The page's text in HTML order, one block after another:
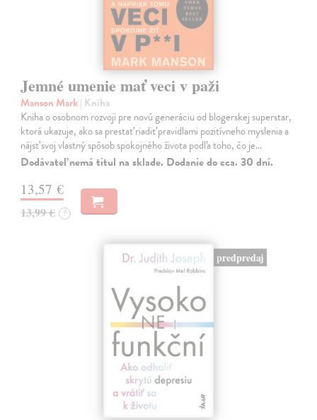
Jemné umenie mať veci v paži
Manson Mark| Kniha
Kniha o osobnom rozvoji pre novú generáciu od blogerskej superstar,
ktorá ukazuje, ako sa prestať riadiť pravidlami pozitívneho myslenia a
nájsť svoj vlastný spôsob spokojného života podľa toho, čo je…
Dodávateľ nemá titul na sklade. Dodanie do cca. 30 dní.
13,57 €
13,99 € ?
predpredaj